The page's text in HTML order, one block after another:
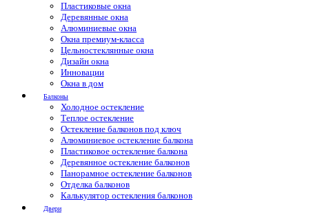
Пластиковые окна
Деревянные окна
Алюминиевые окна
Окна премиум-класса
Цельностеклянные окна
Дизайн окна
Инновации
Окна в дом
Балконы
Холодное остекление
Теплое остекление
Остекление балконов под ключ
Алюминиевое остекление балкона
Пластиковое остекление балкона
Деревянное остекление балконов
Панорамное остекление балконов
Отделка балконов
Калькулятор остекления балконов
Двери